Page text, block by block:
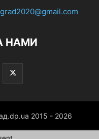
НАМИ
2015 - 2026